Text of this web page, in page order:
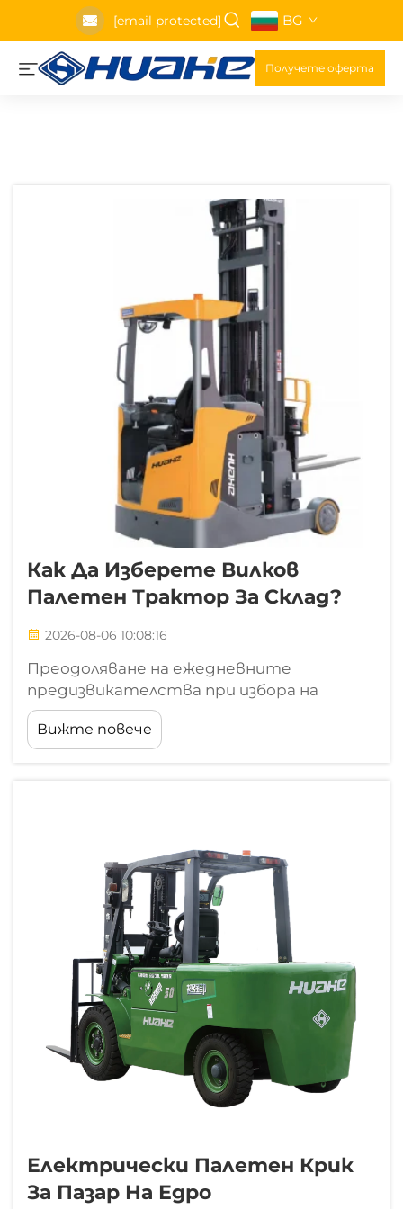
[email protected] BG
Получете оферта
Как Да Изберете Вилков
Палетен Трактор За Склад?
2026-08-06 10:08:16
Преодоляване на ежедневните
предизвикателства при избора на
вилкови палетни трактори за склад и
управление на парка. Изборът на
подходящо оборудване за материално
Вижте повече
Електрически Палетен Крик
За Пазар На Едро